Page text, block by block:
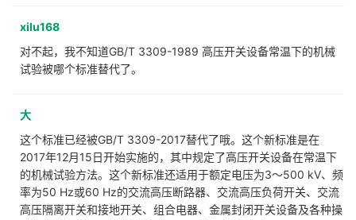
xilu168
对不起，我不知道GB/T 3309-1989 高压开关设备常温下的机械
试验被哪个标准替代了。
大
这个标准已经被GB/T 3309-2017替代了哦。这个新标准是在
2017年12月15日开始实施的，其中规定了高压开关设备在常温下
的机械试验方法。这个新标准还适用于额定电压为3～500 kV、频
率为50 Hz或60 Hz的交流高压断路器、交流高压负荷开关、交流
高压隔离开关和接地开关、组合电器、金属封闭开关设备及各种操